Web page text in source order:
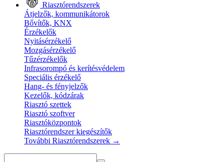
Riasztórendszerek
Átjelzők, kommunikátorok
Bővítők, KNX
Érzékelők
Nyitásérzékelő
Mozgásérzékelő
Tűzérzékelők
Infrasorompó és kerítésvédelem
Speciális érzékelő
Hang- és fényjelzők
Kezelők, kódzárak
Riasztó szettek
Riasztó szoftver
Riasztóközpontok
Riasztórendszer kiegészítők
További Riasztórendszerek →